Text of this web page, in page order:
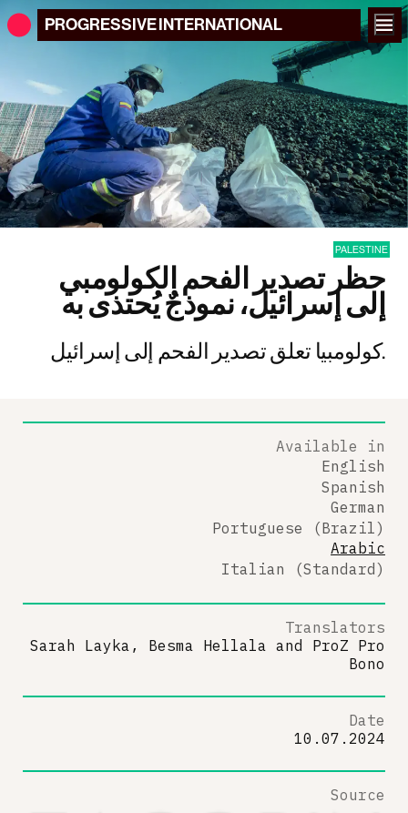
PROGRESSIVEINTERNATIONAL
PALESTINE
حظر تصدير الفحم الكولومبي
إلى إسرائيل، نموذجٌ يُحتذى به
كولومبيا تعلق تصدير الفحم إلى إسرائيل.
Available in
English
Spanish
German
Portuguese (Brazil)
Arabic
Italian (Standard)
Translators
Sarah Layka, Besma Hellala and ProZ Pro
Bono
Date
10.07.2024
Source